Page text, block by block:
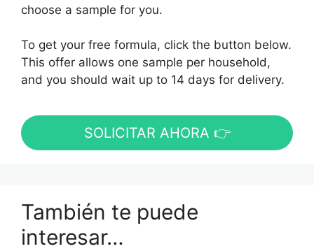
choose a sample for you.
To get your free formula, click the button below.
This offer allows one sample per household,
and you should wait up to 14 days for delivery.
SOLICITAR AHORA 👉
También te puede
interesar…